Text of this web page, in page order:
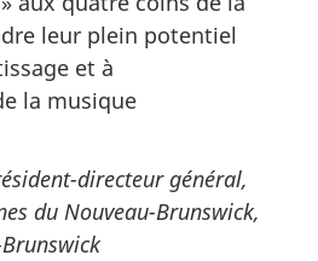
leur plein potentiel
et à
la musique
directeur général,
du Nouveau-Brunswick,